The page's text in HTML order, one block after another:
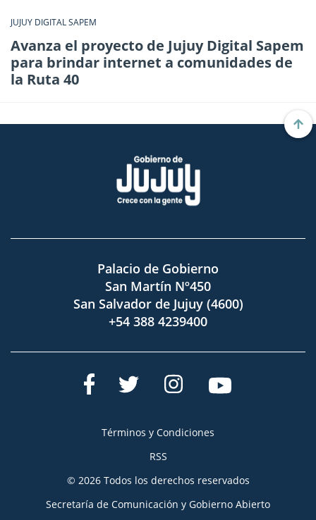
JUJUY DIGITAL SAPEM
Avanza el proyecto de Jujuy Digital Sapem
para brindar internet a comunidades de
la Ruta 40
Palacio de Gobierno
San Martín Nº450
San Salvador de Jujuy (4600)
+54 388 4239400
Términos y Condiciones
RSS
© 2026 Todos los derechos reservados
Secretaría de Comunicación y Gobierno Abierto